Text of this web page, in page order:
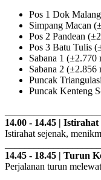
Pos 1 Dok
Simpang Macan
Pos 2 Pandean
Pos 3 Batu Tulis
Sabana 1
Sabana 2
Puncak
Puncak Kenteng
14.00 - 14.45 |
Istirahat sejenak,
14.45 - 18.45 | Turun
Perjalanan turun